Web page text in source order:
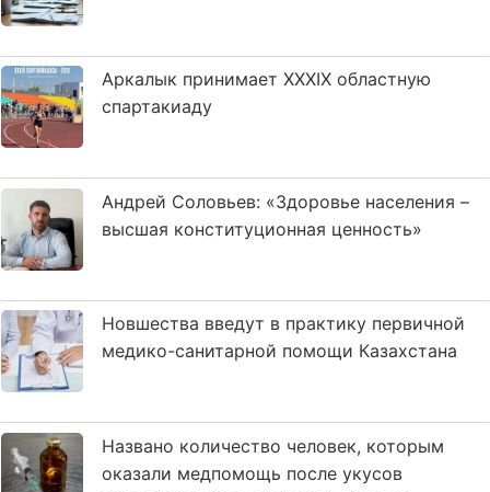
Аркалык принимает XXXIX областную
спартакиаду
Андрей Соловьев: «Здоровье населения –
высшая конституционная ценность»
Новшества введут в практику первичной
медико-санитарной помощи Казахстана
Названо количество человек, которым
оказали медпомощь после укусов